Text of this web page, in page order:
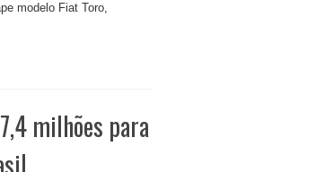
modelo Fiat Toro,
milhões para